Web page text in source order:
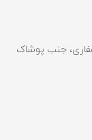
غفاری، جنب پوشاک